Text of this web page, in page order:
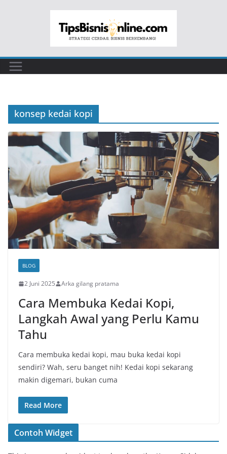
konsep kedai kopi
BLOG
2 Juni 2025 Arka gilang pratama
Cara Membuka Kedai Kopi,
Langkah Awal yang Perlu Kamu
Tahu
Cara membuka kedai kopi, mau buka kedai kopi
sendiri? Wah, seru banget nih! Kedai kopi sekarang
makin digemari, bukan cuma
Read More
Contoh Widget